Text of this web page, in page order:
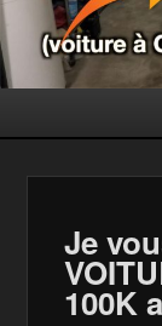
Je
100K